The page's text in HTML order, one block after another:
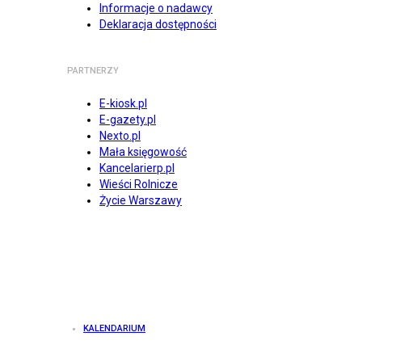
Informacje o nadawcy
Deklaracja dostępności
PARTNERZY
E-kiosk.pl
E-gazety.pl
Nexto.pl
Mała księgowość
Kancelarierp.pl
Wieści Rolnicze
Życie Warszawy
KALENDARIUM